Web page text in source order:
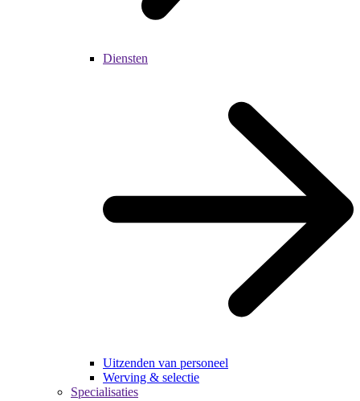
Diensten
Uitzenden van personeel
Werving & selectie
Specialisaties